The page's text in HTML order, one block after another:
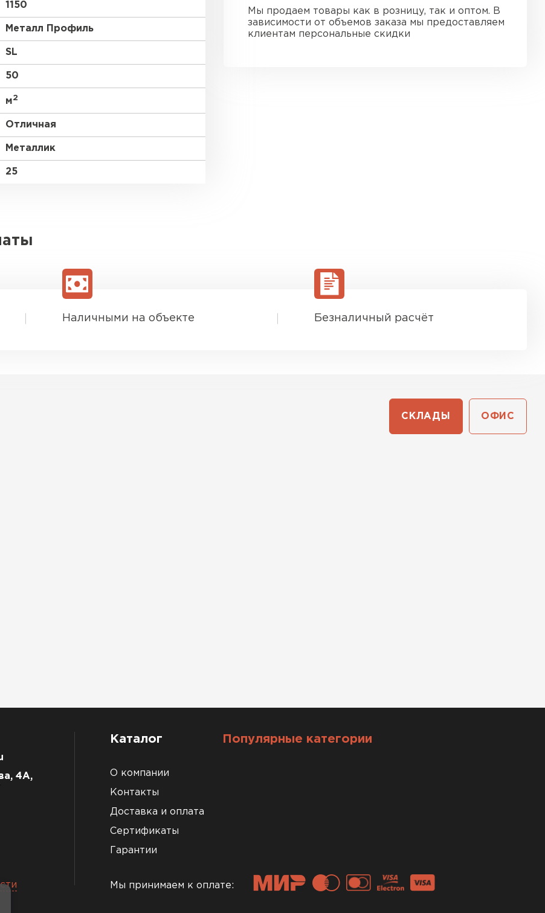
1150
Металл Профиль
SL
50
м2
Отличная
Металлик
25
Мы продаем товары как в розницу, так и оптом. В
зависимости от объемов заказа мы предоставляем
клиентам персональные скидки
Наличными на объекте Безналичный расчёт
СКЛАДЫ ОФИС
4А,
Каталог
О компании
Контакты
Доставка и оплата
Сертификаты
Гарантии
Популярные категории
Мы принимаем к оплате: